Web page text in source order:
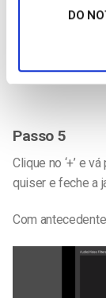
DO
Passo 5
Clique no ‘+’ e
quiser e feche a
Com